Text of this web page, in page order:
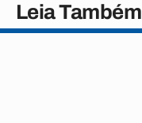
Leia Também